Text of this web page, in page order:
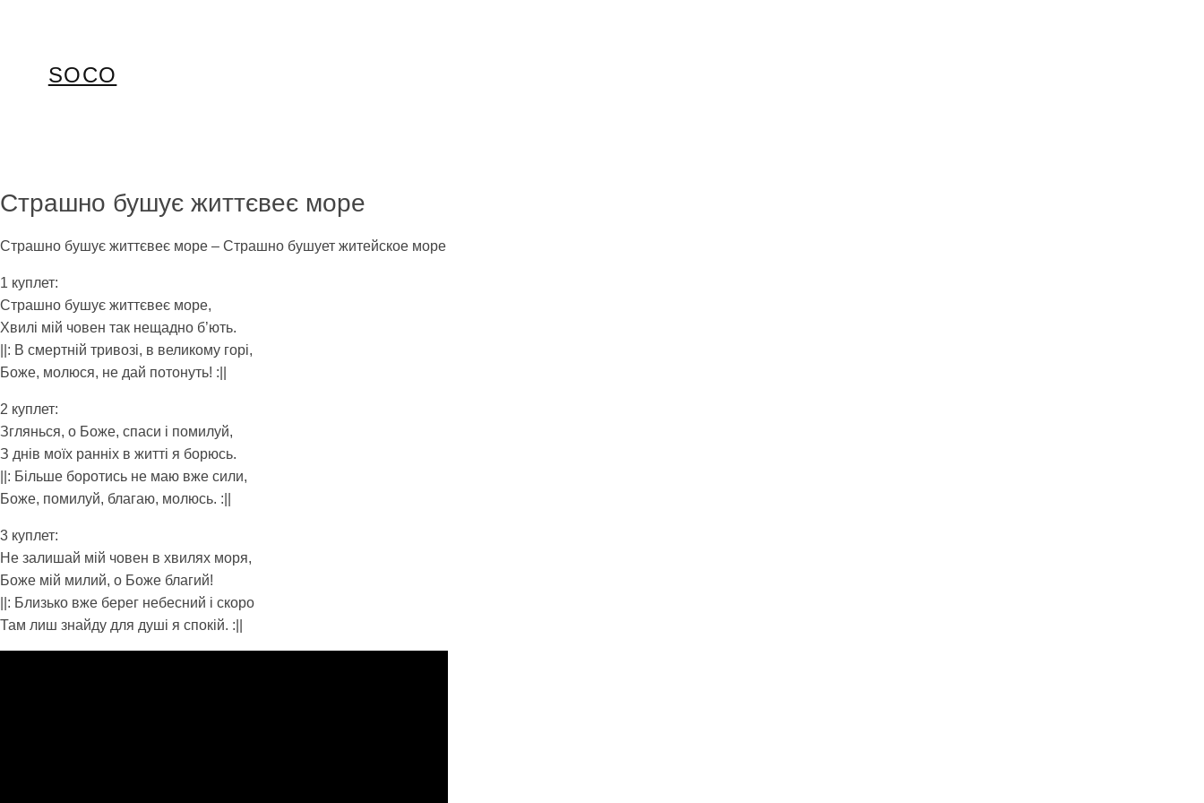
SOCO
Страшно бушує життєвеє море
Страшно бушує життєвеє море – Страшно бушует житейское море
1 куплет:
Страшно бушує життєвеє море,
Хвилі мій човен так нещадно б’ють.
||: В смертній тривозі, в великому горі,
Боже, молюся, не дай потонуть! :||
2 куплет:
Зглянься, о Боже, спаси і помилуй,
З днів моїх ранніх в житті я борюсь.
||: Більше боротись не маю вже сили,
Боже, помилуй, благаю, молюсь. :||
3 куплет:
Не залишай мій човен в хвилях моря,
Боже мій милий, о Боже благий!
||: Близько вже берег небесний і скоро
Там лиш знайду для душі я спокій. :||